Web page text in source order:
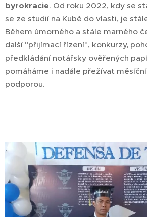
byrokracie. Od roku 2022, kdy se
se ze studií na Kubě do vlasti, je
Během úmorného a stále marného
další "přijímací řízení", konkurzy,
předkládání notářsky ověřených
pomáháme i nadále přežívat
podporou.